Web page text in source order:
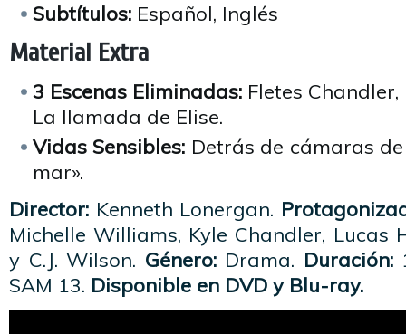
Subtítulos: Español, Inglés
Material Extra
3 Escenas Eliminadas: Fletes
La llamada de Elise.
Vidas Sensibles: Detrás de cámaras
mar».
Director: Kenneth Lonergan.
Michelle Williams, Kyle Chandler, Lucas
y C.J. Wilson. Género:Drama. Duración:
SAM 13. Disponible en DVD y Blu-ray.